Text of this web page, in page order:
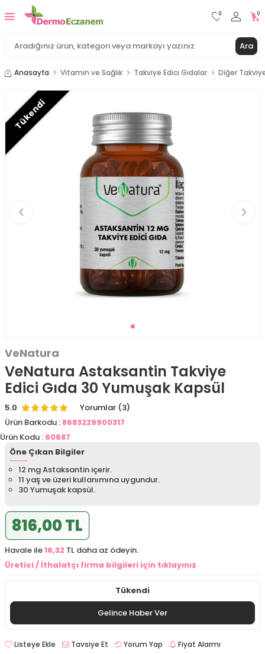
Ara
0 0
Anasayfa Vitamin ve Sağlık Takviye Edici Gıdalar Diğer
Tükendi
VeNatura
VeNatura Astaksantin Takviye
Edici Gıda 30 Yumuşak Kapsül
5.0
Yorumlar (3)
Ürün Barkodu : 8683229900317
Ürün Kodu : 60687
Öne Çıkan Bilgiler
12 mg Astaksantin içerir.
11 yaş ve üzeri kullanımına uygundur.
30 Yumuşak kapsül.
816,00 TL
Havale ile16,32 TL daha az ödeyin.
Üretici / İthalatçı firma bilgileri için tıklayınız
Tükendi
Gelince Haber Ver
Listeye Ekle Tavsiye Et Yorum Yap Fiyat Alarmı